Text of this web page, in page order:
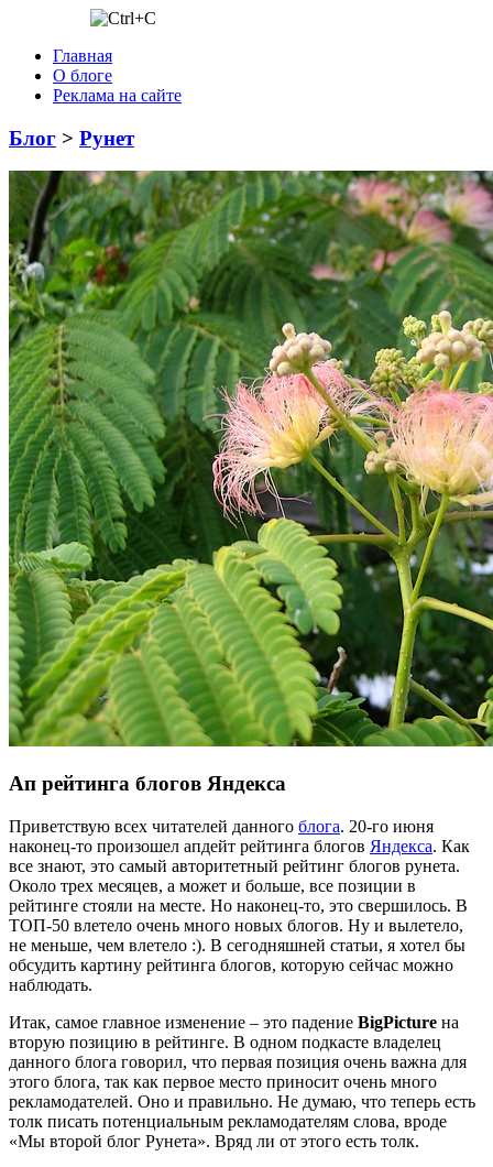
Главная
О блоге
Реклама на сайте
Блог > Рунет
Ап рейтинга блогов Яндекса
Приветствую всех читателей данного блога. 20-го июня
наконец-то произошел апдейт рейтинга блогов Яндекса. Как
все знают, это самый авторитетный рейтинг блогов рунета.
Около трех месяцев, а может и больше, все позиции в
рейтинге стояли на месте. Но наконец-то, это свершилось. В
ТОП-50 влетело очень много новых блогов. Ну и вылетело,
не меньше, чем влетело :). В сегодняшней статьи, я хотел бы
обсудить картину рейтинга блогов, которую сейчас можно
наблюдать.
Итак, самое главное изменение – это падение BigPicture на
вторую позицию в рейтинге. В одном подкасте владелец
данного блога говорил, что первая позиция очень важна для
этого блога, так как первое место приносит очень много
рекламодателей. Оно и правильно. Не думаю, что теперь есть
толк писать потенциальным рекламодателям слова, вроде
«Мы второй блог Рунета». Вряд ли от этого есть толк.